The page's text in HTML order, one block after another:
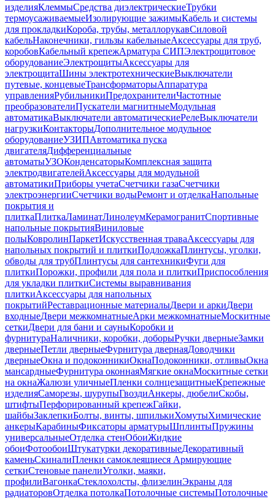
изделияКлеммыСредства диэлектрическиеТрубки
термоусаживаемыеИзолирующие зажимыКабель и системы
для прокладкиКороба, трубы, металлорукавСиловой
кабельНаконечники, гильзы кабельныеАксессуары для труб,
коробовКабельный крепежАрматура СИПЭлектрощитовое
оборудованиеЭлектрощитыАксессуары для
электрощитаШины электротехническиеВыключатели
путевые, концевыеТрансформаторыАппаратура
управленияРубильникиПредохранителиЧастотные
преобразователиПускатели магнитныеМодульная
автоматикаВыключатели автоматическиеРелеВыключатели
нагрузкиКонтакторыДополнительное модульное
оборудованиеУЗИПАвтоматика пуска
двигателяДифференциальные
автоматыУЗОКонденсаторыКомплексная защита
электродвигателейАксессуары для модульной
автоматикиПриборы учетаСчетчики газаСчетчики
электроэнергииСчетчики водыРемонт и отделкаНапольные
покрытия и
плиткаПлиткаЛаминатЛинолеумКерамогранитСпортивные
напольные покрытияВиниловые
полыКовролинПаркетИскусственная траваАксессуары для
напольных покрытий и плиткиПодложкаПлинтусы, уголки,
обводы для трубПлинтусы для сантехникиФуги для
плиткиПорожки, профили для пола и плиткиПриспособления
для укладки плиткиСистемы выравнивания
плиткиАксессуары для напольных
покрытийРеставрационные материалыДвери и аркиДвери
входныеДвери межкомнатныеАрки межкомнатныеМоскитные
сеткиДвери для бани и сауныКоробки и
фурнитураНаличники, коробки, доборыРучки дверныеЗамки
дверныеПетли дверныеФурнитура двернаяДоводчики
дверныеОкна и подоконникиОкнаПодоконники, отливыОкна
мансардныеФурнитура оконнаяМягкие окнаМоскитные сетки
на окнаЖалюзи уличныеПленки солнцезащитныеКрепежные
изделияСаморезы, шурупыГвоздиАнкеры, дюбелиСкобы,
штифтыПерфорированный крепежГайки,
шайбыЗаклепкиБолты, винты, шпилькиХомутыХимические
анкерыКарабиныФиксаторы арматурыШплинтыПружины
универсальныеОтделка стенОбоиЖидкие
обоиФотообоиШтукатурки декоративныеДекоративный
каменьСкиналиПленки самоклеящиеся Армирующие
сеткиСтеновые панелиУголки, маяки,
профилиВагонкаСтеклохолсты, флизелинЭкраны для
радиаторовОтделка потолкаПотолочные системыПотолочные